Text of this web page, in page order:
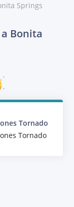
Springs
Bonita
Tornado
Tornado